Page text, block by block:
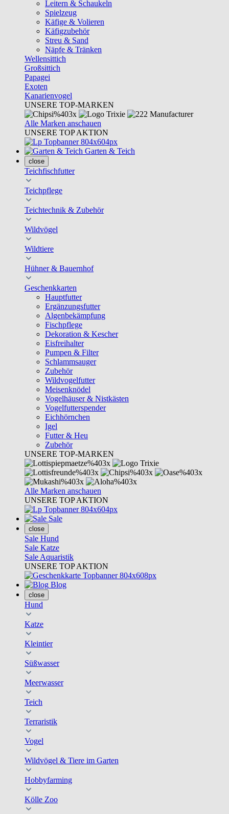
Leitern & Schaukeln
Spielzeug
Käfige & Volieren
Käfigzubehör
Streu & Sand
Näpfe & Tränken
Wellensittich
Großsittich
Papagei
Exoten
Kanarienvogel
UNSERE TOP-MARKEN
Alle Marken anschauen
UNSERE TOP AKTION
Garten & Teich
close
Teichfischfutter
Teichpflege
Teichtechnik & Zubehör
Wildvögel
Wildtiere
Hühner & Bauernhof
Geschenkkarten
Hauptfutter
Ergänzungsfutter
Algenbekämpfung
Fischpflege
Dekoration & Kescher
Eisfreihalter
Pumpen & Filter
Schlammsauger
Zubehör
Wildvogelfutter
Meisenknödel
Vogelhäuser & Nistkästen
Vogelfutterspender
Eichhörnchen
Igel
Futter & Heu
Zubehör
UNSERE TOP-MARKEN
Alle Marken anschauen
UNSERE TOP AKTION
Sale
close
Sale Hund
Sale Katze
Sale Aquaristik
UNSERE TOP AKTION
Blog
close
Hund
Katze
Kleintier
Süßwasser
Meerwasser
Teich
Terraristik
Vogel
Wildvögel & Tiere im Garten
Hobbyfarming
Kölle Zoo